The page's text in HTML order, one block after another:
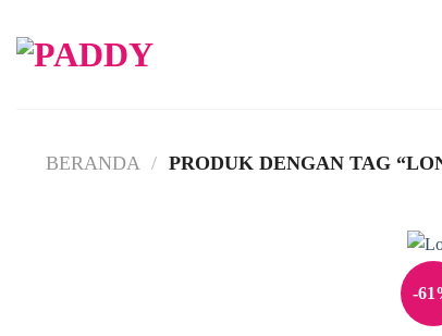
content
BERANDA / PRODUK DENGAN TAG
-